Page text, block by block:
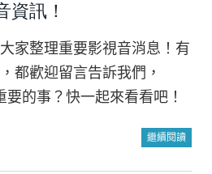
資訊！
家整理重要影視音消息！有
都歡迎留言告訴我們，
的事？快一起來看看吧！
繼續閱讀